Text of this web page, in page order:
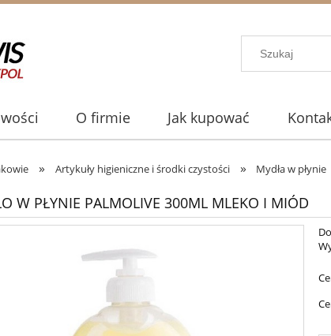
O firmie Jak kupować
» Artykuły higieniczne i środki czystości » Mydła w płynie
W PŁYNIE PALMOLIVE 300ML MLEKO I MIÓD